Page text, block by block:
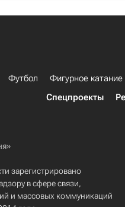
Футбол Фигурное катание
Спецпроекты
зарегистрировано
в сфере связи,
и массовых коммуникаций